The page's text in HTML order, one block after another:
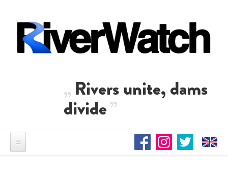
Rivers unite, dams
divide